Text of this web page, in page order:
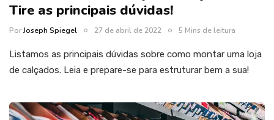
Tire as principais dúvidas!
PorJoseph Spiegel 27 de abril de 2022 5 Mins de leitura
Listamos as principais dúvidas sobre como montar uma loja
de calçados. Leia e prepare-se para estruturar bem a sua!